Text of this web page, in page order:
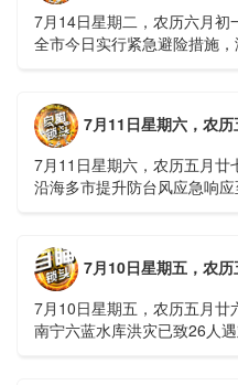
7月14日星期二，农历六月初
全市今日实行紧急避险措施
7月11日星期六，农
7月11日星期六，农历五月
沿海多市提升防台风应急响
7月10日星期五，农
7月10日星期五，农历五月
南宁六蓝水库洪灾已致26人